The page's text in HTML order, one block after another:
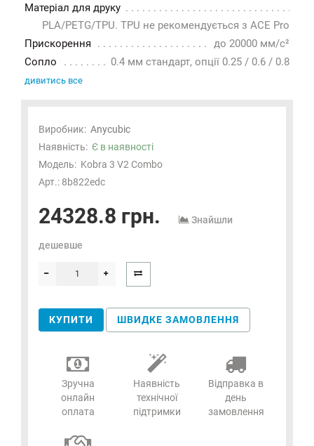
Матеріал для друку
PLA/PETG/TPU. TPU не рекомендується з ACE Pro
Прискорення
до 20000 мм/с²
Сопло
0.4 мм стандарт, опції 0.25 / 0.6 / 0.8
дивитись все
Виробник: Anycubic
Наявність: Є в наявності
Модель: Kobra 3 V2 Combo
Арт.: 8b822edc
24328.8 грн. Знайшли
дешевше
КУПИТИ ШВИДКЕ ЗАМОВЛЕННЯ
Зручна
онлайн
оплата
Наявність
технічної
підтримки
Відправка в
день
замовлення